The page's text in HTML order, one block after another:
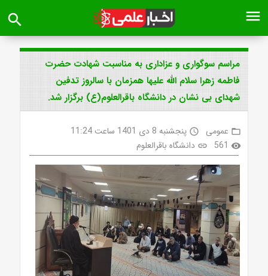
menu
search
مراسم سوگواری و عزاداری به مناسبت شهادت حضرت
فاطمه زهرا سلام الله علیها همزمان با سالروز تدفین
شهدای بی نشان در دانشگاه باقرالعلوم(ع) برگزار شد.
folder_open عمومی access_time پنجشنبه 8 دی 1401 ساعت 11:24
visibility
561
link دانشگاه باقرالعلوم